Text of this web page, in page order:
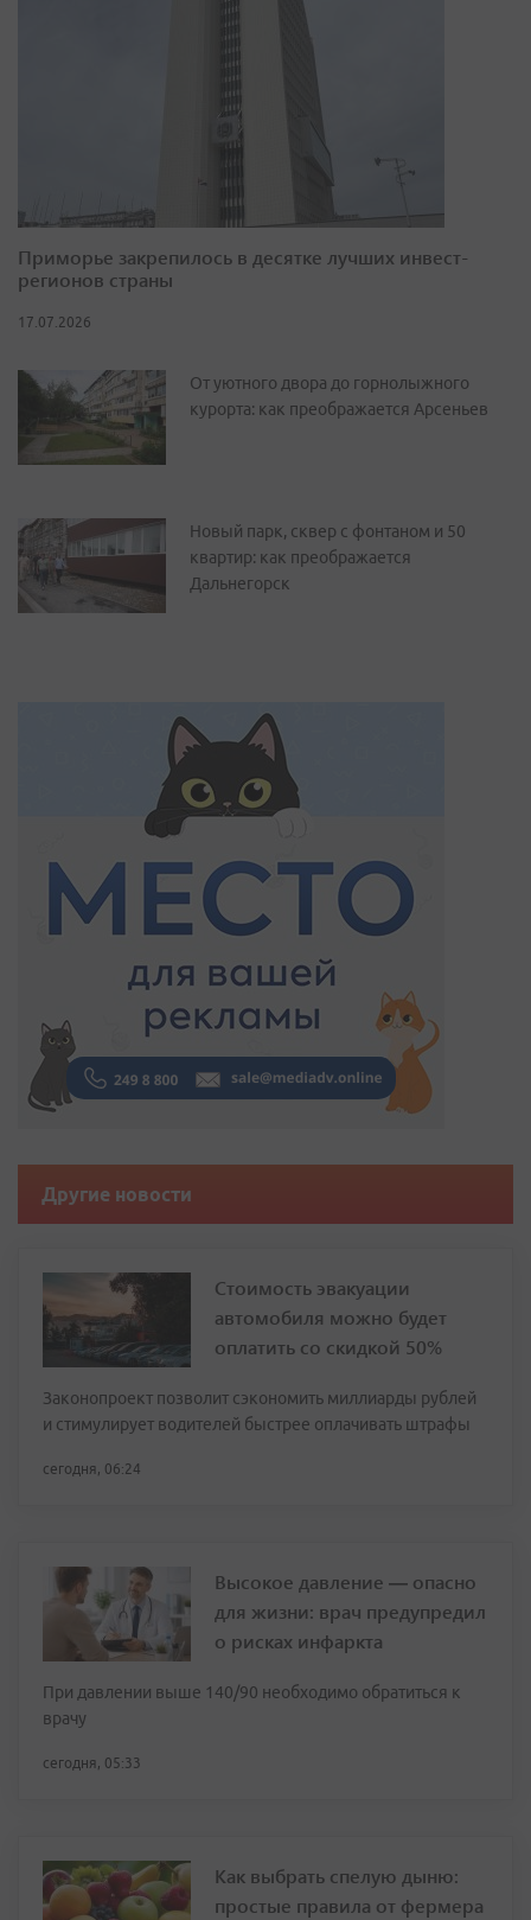
Приморье закрепилось в десятке лучших инвест-
регионов страны
17.07.2026
От уютного двора до горнолыжного
курорта: как преображается Арсеньев
Новый парк, сквер с фонтаном и 50
квартир: как преображается
Дальнегорск
Другие новости
Стоимость эвакуации
автомобиля можно будет
оплатить со скидкой 50%
Законопроект позволит сэкономить миллиарды рублей
и стимулирует водителей быстрее оплачивать штрафы
сегодня, 06:24
Высокое давление — опасно
для жизни: врач предупредил
о рисках инфаркта
При давлении выше 140/90 необходимо обратиться к
врачу
сегодня, 05:33
Как выбрать спелую дыню:
простые правила от фермера